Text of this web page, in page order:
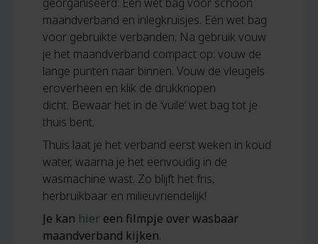
maandverband en inlegkruisjes. Eén wet bag
voor gebruikte verbanden. Na gebruik vouw
je het maandverband compact op: vouw de
lange punten naar binnen. Vouw de vleugels
eroverheen en klik de drukknopen
dicht. Bewaar het in de ‘vuile’ wet bag tot je
thuis bent.
Thuis laat je het verband eerst weken in koud
water, waarna je het eenvoudig in de
wasmachine wast. Zo blijft het fris,
herbruikbaar en milieuvriendelijk!
Je kan hier een filmpje over wasbaar
maandverband kijken.